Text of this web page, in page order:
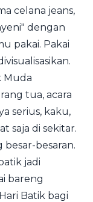
celana jeans,
dengan
pakai. Pakai
Muda
tua, acara
serius, kaku,
saja di sekitar.
besaran.
jadi
bareng
Batik bagi